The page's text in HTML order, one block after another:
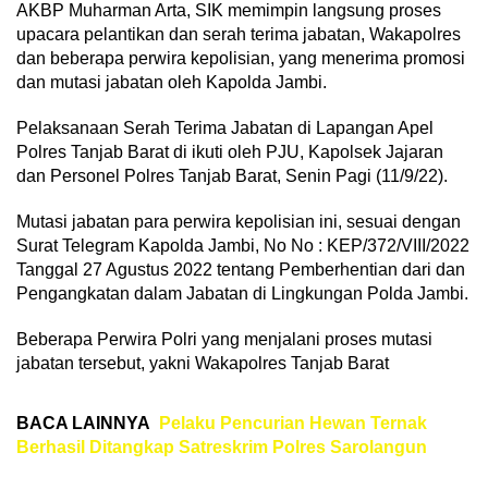
AKBP Muharman Arta, SIK memimpin langsung proses
upacara pelantikan dan serah terima jabatan, Wakapolres
dan beberapa perwira kepolisian, yang menerima promosi
dan mutasi jabatan oleh Kapolda Jambi.
Pelaksanaan Serah Terima Jabatan di Lapangan Apel
Polres Tanjab Barat di ikuti oleh PJU, Kapolsek Jajaran
dan Personel Polres Tanjab Barat, Senin Pagi (11/9/22).
Mutasi jabatan para perwira kepolisian ini, sesuai dengan
Surat Telegram Kapolda Jambi, No No : KEP/372/VIII/2022
Tanggal 27 Agustus 2022 tentang Pemberhentian dari dan
Pengangkatan dalam Jabatan di Lingkungan Polda Jambi.
Beberapa Perwira Polri yang menjalani proses mutasi
jabatan tersebut, yakni Wakapolres Tanjab Barat
BACA LAINNYA
Pelaku Pencurian Hewan Ternak
Berhasil Ditangkap Satreskrim Polres Sarolangun